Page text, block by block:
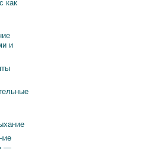
как
и
—